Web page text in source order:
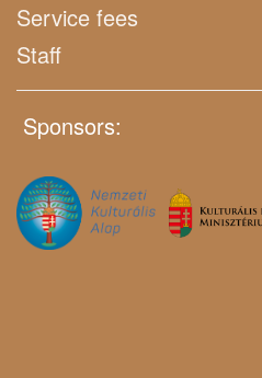
Service fees
Staff
Sponsors: